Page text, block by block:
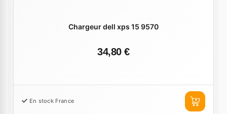
Chargeur dell xps 15 9570
34,80 €
En stock France